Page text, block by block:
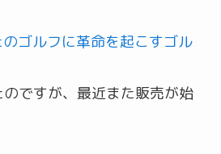
ゴルフに革命を起こすゴル
ですが、最近また販売が始